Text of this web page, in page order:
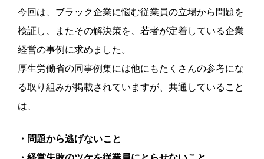
今回は、ブラック企業に悩む従業員の立場から問題を
検証し、またその解決策を、若者が定着している企業
経営の事例に求めました。
厚生労働省の同事例集には他にもたくさんの参考にな
る取り組みが掲載されていますが、共通していること
は、
・問題から逃げないこと